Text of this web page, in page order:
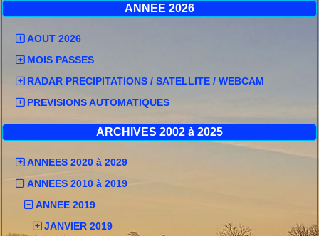
ANNEE 2026
AOUT 2026
MOIS PASSES
RADAR PRECIPITATIONS / SATELLITE / WEBCAM
PREVISIONS AUTOMATIQUES
ARCHIVES 2002 à 2025
ANNEES 2020 à 2029
ANNEES 2010 à 2019
ANNEE 2019
JANVIER 2019